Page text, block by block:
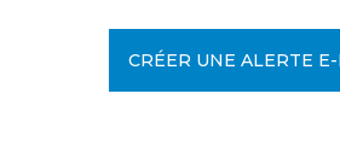
CRÉER UNE ALERTE